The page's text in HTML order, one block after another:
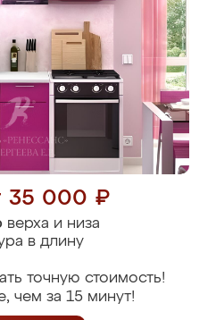
35 000 ₽
верха и низа
в длину
точную стоимость!
чем за 15 минут!